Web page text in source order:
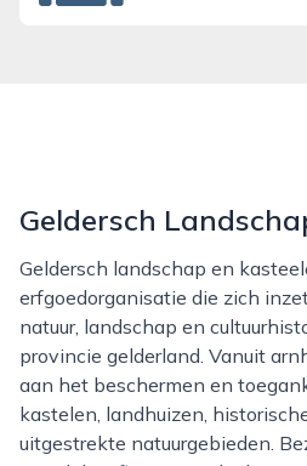
Geldersch
Geldersch landschap en kasteelen is een
erfgoedorganisatie die zich
natuur, landschap en
provincie gelderland. Vanuit
aan het beschermen en
kastelen, landhuizen,
uitgestrekte natuurgebieden.